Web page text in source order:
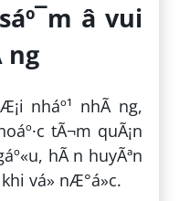
â vui
ng
nháº¹ nhÃ ng,
tÃ¬m quÃ¡n
hÃ n huyÃªn
vá» nÆ°á»c.